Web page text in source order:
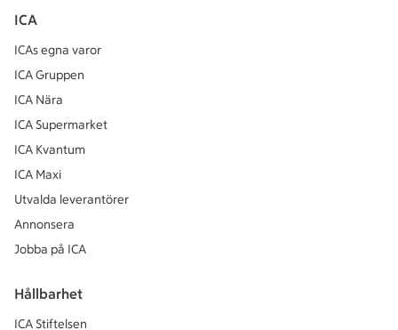
ICA
ICAs egna varor
ICA Gruppen
ICA Nära
ICA Supermarket
ICA Kvantum
ICA Maxi
Utvalda leverantörer
Annonsera
Jobba på ICA
Hållbarhet
ICA Stiftelsen